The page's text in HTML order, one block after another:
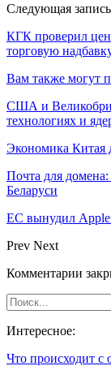
Следующая запись
КГК проверил
торговую
Вам также могут
США и
технологиях и
Экономика Китая
Почта для
Беларуси
ЕС вынудил Apple
Prev Next
Комментарии
Интересное:
Что происходит с